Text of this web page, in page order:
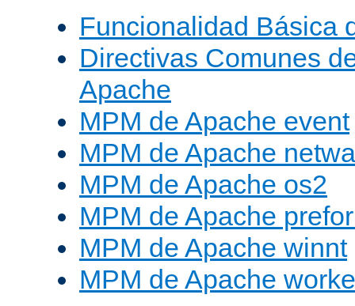
Funcionalidad Básica
Directivas Comunes
Apache
MPM de Apache event
MPM de Apache
MPM de Apache os2
MPM de Apache
MPM de Apache winnt
MPM de Apache